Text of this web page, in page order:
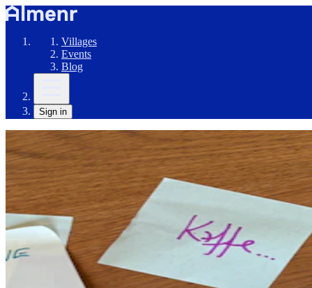
Villages
Events
Blog
Sign in